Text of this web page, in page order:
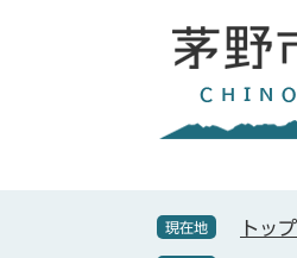
現在地 トッ